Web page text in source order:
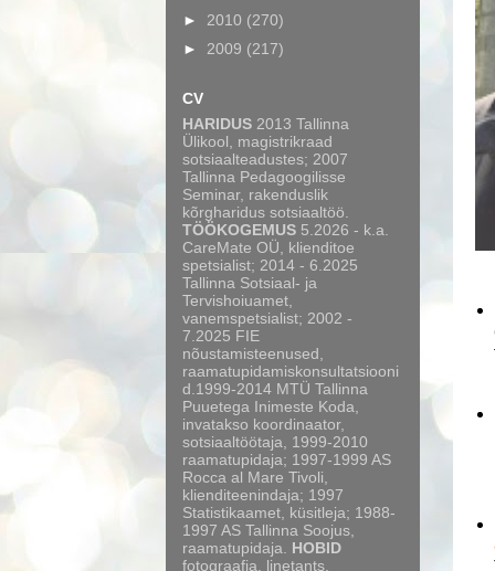
► 2010 (270)
► 2009 (217)
CV
HARIDUS 2013 Tallinna
Ülikool, magistrikraad
sotsiaalteadustes; 2007
Tallinna Pedagoogilisse
Seminar, rakenduslik
kõrgharidus sotsiaaltöö.
TÖÖKOGEMUS 5.2026 - k.a.
CareMate OÜ, klienditoe
spetsialist; 2014 - 6.2025
Tallinna Sotsiaal- ja
Tervishoiuamet,
vanemspetsialist; 2002 -
7.2025 FIE
nõustamisteenused,
raamatupidamiskonsultatsiooni
d.1999-2014 MTÜ Tallinna
Puuetega Inimeste Koda,
invatakso koordinaator,
sotsiaaltöötaja, 1999-2010
raamatupidaja; 1997-1999 AS
Rocca al Mare Tivoli,
klienditeenindaja; 1997
Statistikaamet, küsitleja; 1988-
1997 AS Tallinna Soojus,
raamatupidaja. HOBID
fotograafia, linetants,